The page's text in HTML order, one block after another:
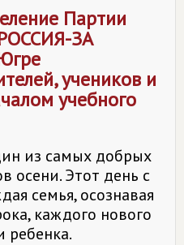
Партии
ЗА
учеников и
учебного
из самых добрых
осени. Этот день с
семья, осознавая
каждого нового
ребенка.